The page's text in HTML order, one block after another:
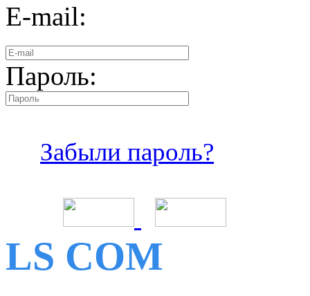
E-mail:
Пароль:
Забыли пароль?
LS COM